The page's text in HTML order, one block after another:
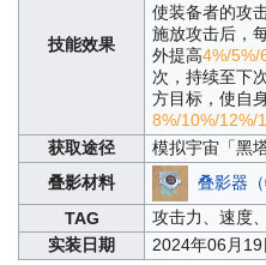
技能效果
使装备者的攻
施放攻击后，
外提高4%/5%/
次，持续至下
方目标，使自
8%/10%/12%/
获取途径
模拟宇宙「黑
叠影材料
叠影器（
TAG
攻击力、速度
实装日期
2024年06月19